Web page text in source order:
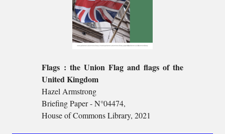
Flags : the Union Flag and flags of the
United Kingdom
Hazel Armstrong
Briefing Paper - N°04474,
House of Commons Library, 2021